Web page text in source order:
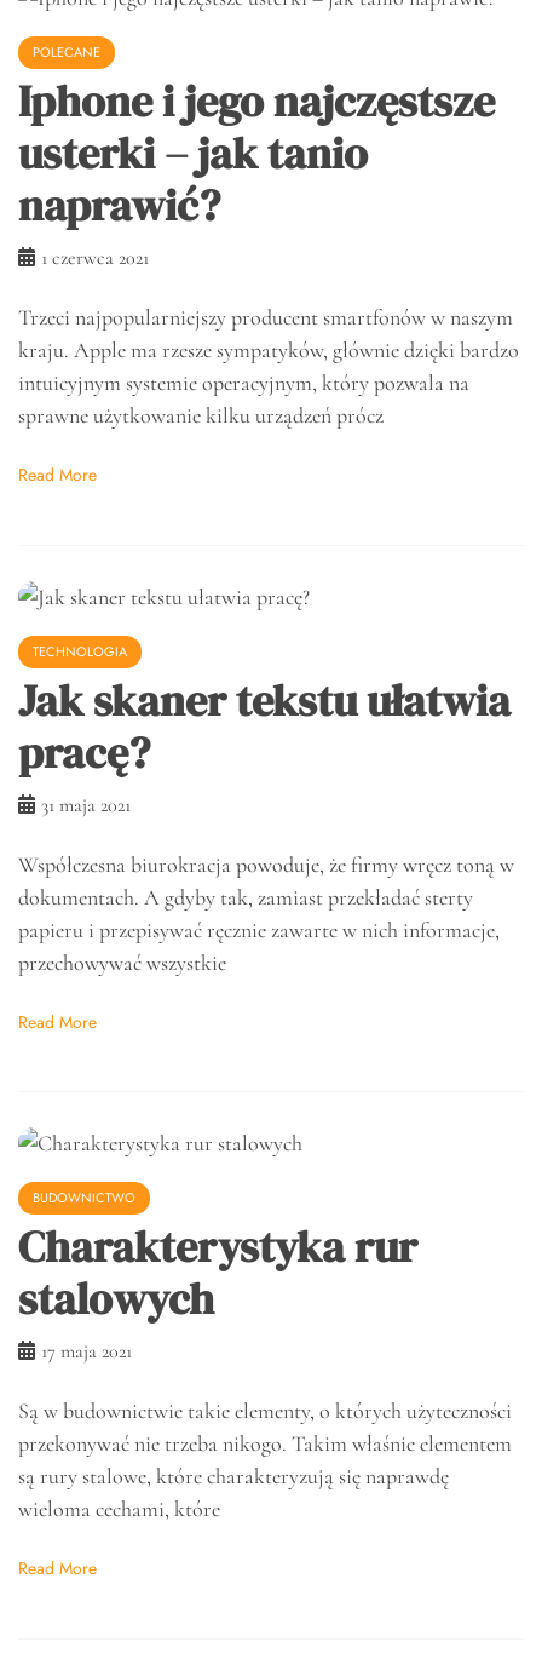
POLECANE
Iphone i jego najczęstsze
usterki – jak tanio
naprawić?
1 czerwca 2021
Trzeci najpopularniejszy producent smartfonów w naszym
kraju. Apple ma rzesze sympatyków, głównie dzięki bardzo
intuicyjnym systemie operacyjnym, który pozwala na
sprawne użytkowanie kilku urządzeń prócz
Read More
TECHNOLOGIA
Jak skaner tekstu ułatwia
pracę?
31 maja 2021
Współczesna biurokracja powoduje, że firmy wręcz toną w
dokumentach. A gdyby tak, zamiast przekładać sterty
papieru i przepisywać ręcznie zawarte w nich informacje,
przechowywać wszystkie
Read More
BUDOWNICTWO
Charakterystyka rur
stalowych
17 maja 2021
Są w budownictwie takie elementy, o których użyteczności
przekonywać nie trzeba nikogo. Takim właśnie elementem
są rury stalowe, które charakteryzują się naprawdę
wieloma cechami, które
Read More